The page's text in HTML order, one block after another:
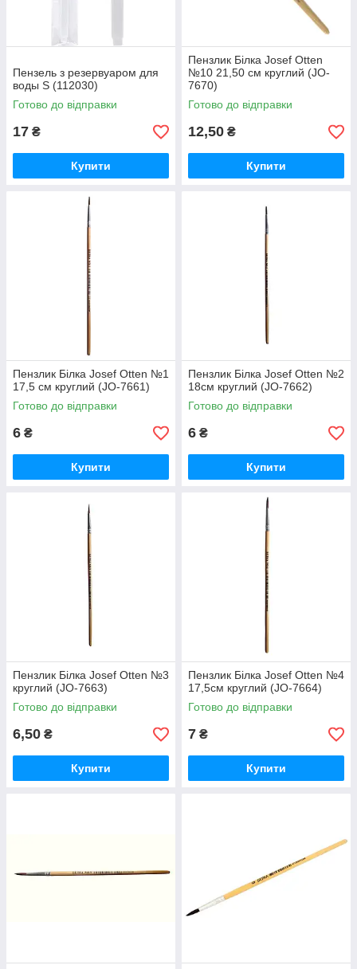
Пензель з резервуаром для
воды S (112030)
Готово до відправки
17 ₴
Купити
Пензлик Білка Josef Otten
№10 21,50 см круглий (JO-
7670)
Готово до відправки
12,50 ₴
Купити
Пензлик Білка Josef Otten №1
17,5 см круглий (JO-7661)
Готово до відправки
6 ₴
Купити
Пензлик Білка Josef Otten №2
18см круглий (JO-7662)
Готово до відправки
6 ₴
Купити
Пензлик Білка Josef Otten №3
круглий (JO-7663)
Готово до відправки
6,50 ₴
Купити
Пензлик Білка Josef Otten №4
17,5см круглий (JO-7664)
Готово до відправки
7 ₴
Купити